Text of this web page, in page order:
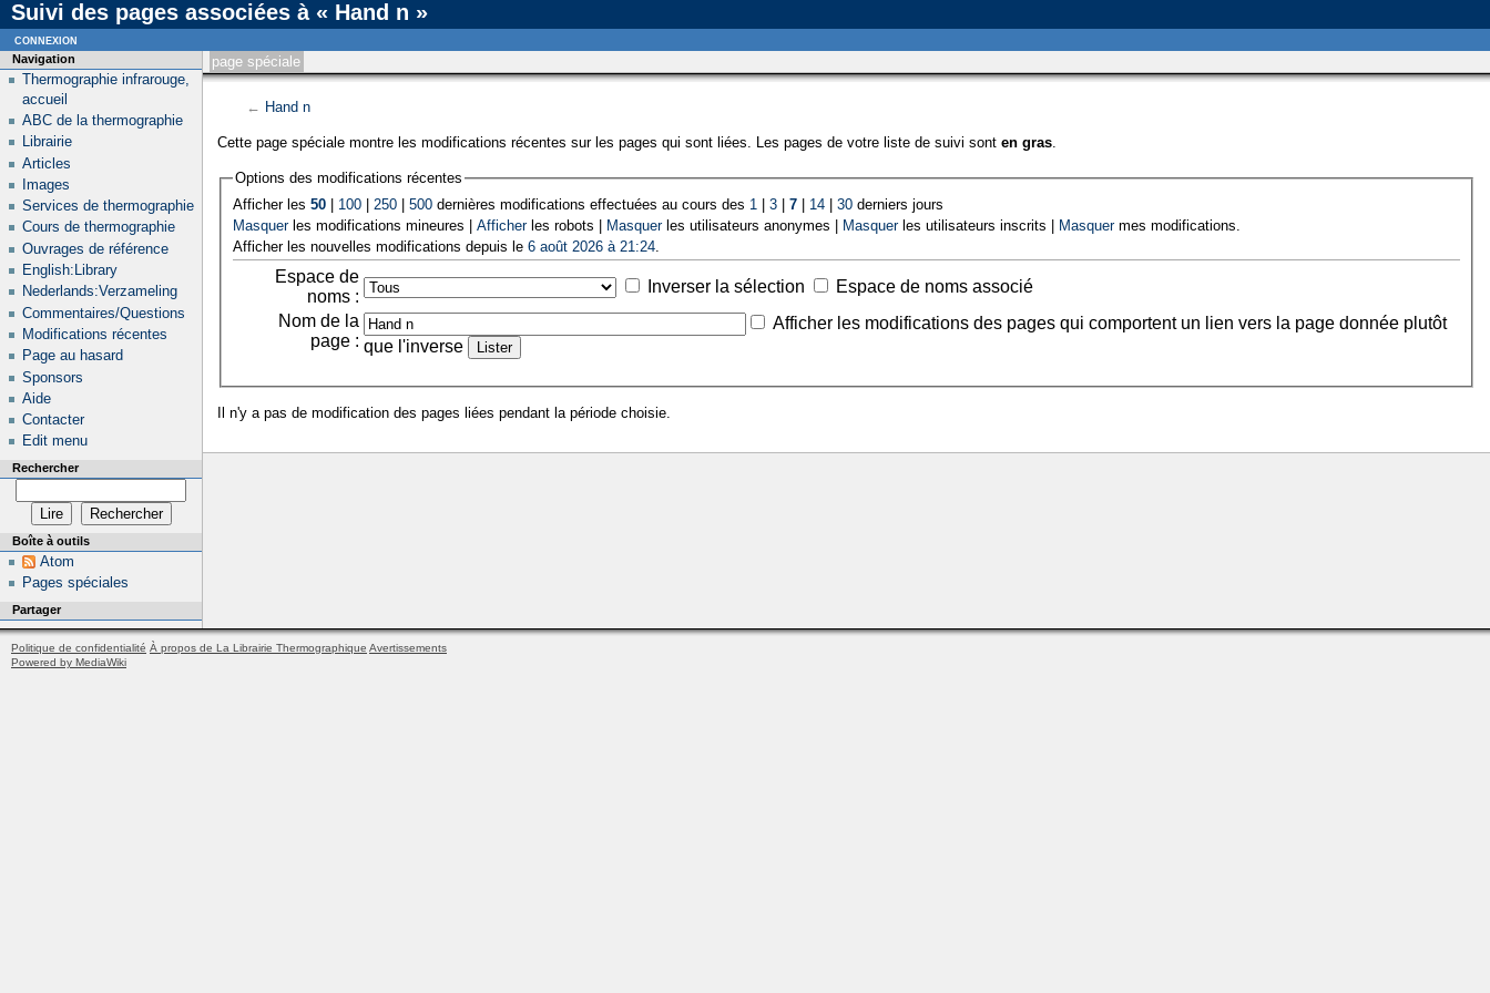
Suivi des pages associées à « Hand n »
page spéciale
← Hand n
Cette page spéciale montre les modifications récentes sur les pages qui sont liées. Les pages de votre liste de suivi sont en gras.
Options des modifications récentes
Afficher les 50| 100| 250| 500dernières modifications effectuées au cours des 1 | 3| 7| 14| 30derniers jours
Masquerles modifications mineures | Afficherles robots | Masquerles utilisateurs anonymes | Masquerles utilisateurs inscrits | Masquermes modifications.
Afficher les nouvelles modifications depuis le 6 août 2026 à 21:24.
Espace de
noms :
Inverser la sélection
Espace de noms associé
Nom de la
page :
Afficher les modifications des pages qui comportent un lien vers la page donnée plutôt
que l'inverse
Il n'y a pas de modification des pages liées pendant la période choisie.
Navigation
Thermographie infrarouge,
accueil
ABC de la thermographie
Librairie
Articles
Images
Services de thermographie
Cours de thermographie
Ouvrages de référence
English:Library
Nederlands:Verzameling
Commentaires/Questions
Modifications récentes
Page au hasard
Sponsors
Aide
Contacter
Edit menu
Rechercher
Boîte à outils
Atom
Pages spéciales
Partager
connexion
Politique de confidentialité À propos de La Librairie Thermographique Avertissements
Powered by MediaWiki